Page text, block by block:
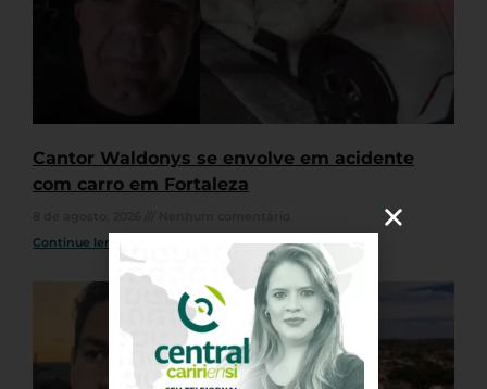
Cantor Waldonys se envolve em acidente
com carro em Fortaleza
Continue lendo »